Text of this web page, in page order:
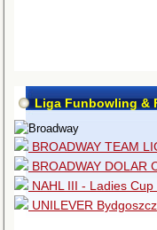
Liga Funbowling &
BROADWAY TEAM
BROADWAY DOLAR
NAHL III - Ladies Cup
UNILEVER Bydgoszcz